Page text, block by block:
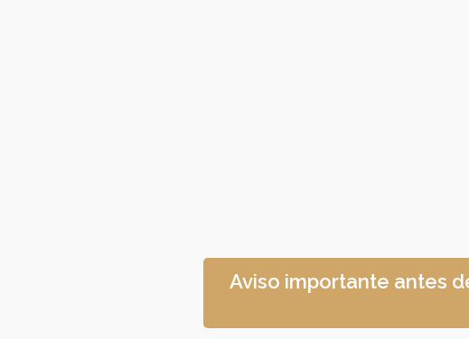
Aviso importante antes